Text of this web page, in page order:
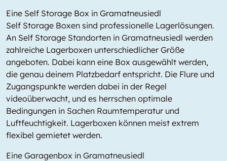
Eine Self Storage Box in Gramatneusiedl
Self Storage Boxen sind professionelle Lagerlösungen.
An Self Storage Standorten in Gramatneusiedl werden
zahlreiche Lagerboxen unterschiedlicher Größe
angeboten. Dabei kann eine Box ausgewählt werden,
die genau deinem Platzbedarf entspricht. Die Flure und
Zugangspunkte werden dabei in der Regel
videoüberwacht, und es herrschen optimale
Bedingungen in Sachen Raumtemperatur und
Luftfeuchtigkeit. Lagerboxen können meist extrem
flexibel gemietet werden.
Eine Garagenbox in Gramatneusiedl